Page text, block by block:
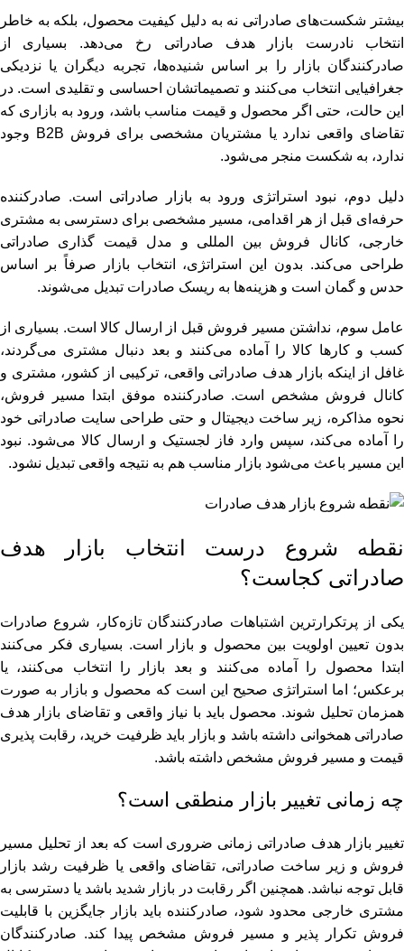
بیشتر شکست‌های صادراتی نه به دلیل کیفیت محصول، بلکه به‌ خاطر
انتخاب نادرست بازار هدف صادراتی رخ می‌دهد. بسیاری از
صادرکنندگان بازار را بر اساس شنیده‌ها، تجربه دیگران یا نزدیکی
جغرافیایی انتخاب می‌کنند و تصمیماتشان احساسی و تقلیدی است. در
این حالت، حتی اگر محصول و قیمت مناسب باشد، ورود به بازاری که
تقاضای واقعی ندارد یا مشتریان مشخصی برای فروش B2B وجود
ندارد، به شکست منجر می‌شود.
دلیل دوم، نبود استراتژی ورود به بازار صادراتی است. صادرکننده
حرفه‌ای قبل از هر اقدامی، مسیر مشخصی برای دسترسی به مشتری
خارجی، کانال فروش بین‌ المللی و مدل قیمت‌ گذاری صادراتی
طراحی می‌کند. بدون این استراتژی، انتخاب بازار صرفاً بر اساس
حدس و گمان است و هزینه‌ها به ریسک صادرات تبدیل می‌شوند.
عامل سوم، نداشتن مسیر فروش قبل از ارسال کالا است. بسیاری از
کسب‌ و کارها کالا را آماده می‌کنند و بعد دنبال مشتری می‌گردند،
غافل از اینکه بازار هدف صادراتی واقعی، ترکیبی از کشور، مشتری و
کانال فروش مشخص است. صادرکننده موفق ابتدا مسیر فروش،
نحوه مذاکره، زیر ساخت دیجیتال و حتی طراحی سایت صادراتی خود
را آماده می‌کند، سپس وارد فاز لجستیک و ارسال کالا می‌شود. نبود
این مسیر باعث می‌شود بازار مناسب هم به نتیجه واقعی تبدیل نشود.
نقطه شروع درست انتخاب بازار هدف
صادراتی کجاست؟
یکی از پرتکرارترین اشتباهات صادرکنندگان تازه‌کار، شروع صادرات
بدون تعیین اولویت بین محصول و بازار است. بسیاری فکر می‌کنند
ابتدا محصول را آماده می‌کنند و بعد بازار را انتخاب می‌کنند، یا
برعکس؛ اما استراتژی صحیح این است که محصول و بازار به‌ صورت
همزمان تحلیل شوند. محصول باید با نیاز واقعی و تقاضای بازار هدف
صادراتی همخوانی داشته باشد و بازار باید ظرفیت خرید، رقابت‌ پذیری
قیمت و مسیر فروش مشخص داشته باشد.
چه زمانی تغییر بازار منطقی است؟
تغییر بازار هدف صادراتی زمانی ضروری است که بعد از تحلیل مسیر
فروش و زیر ساخت صادراتی، تقاضای واقعی یا ظرفیت رشد بازار
قابل توجه نباشد. همچنین اگر رقابت در بازار شدید باشد یا دسترسی به
مشتری خارجی محدود شود، صادرکننده باید بازار جایگزین با قابلیت
فروش تکرار پذیر و مسیر فروش مشخص پیدا کند. صادرکنندگان